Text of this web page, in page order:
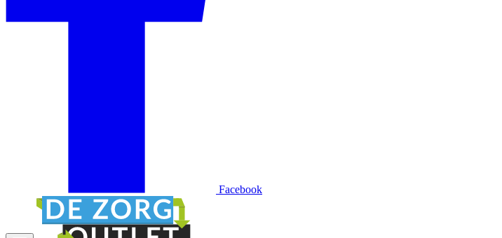
Facebook